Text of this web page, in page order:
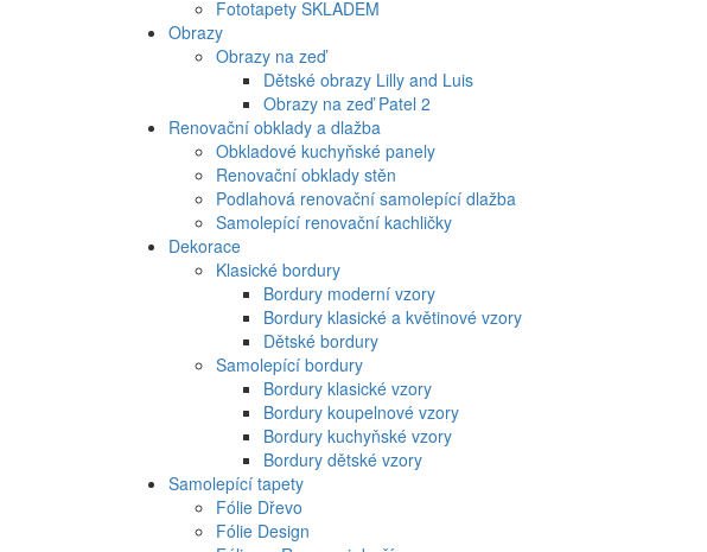
Fototapety SKLADEM
Obrazy
Obrazy na zeď
Dětské obrazy Lilly and Luis
Obrazy na zeď Patel 2
Renovační obklady a dlažba
Obkladové kuchyňské panely
Renovační obklady stěn
Podlahová renovační samolepící dlažba
Samolepící renovační kachličky
Dekorace
Klasické bordury
Bordury moderní vzory
Bordury klasické a květinové vzory
Dětské bordury
Samolepící bordury
Bordury klasické vzory
Bordury koupelnové vzory
Bordury kuchyňské vzory
Bordury dětské vzory
Samolepící tapety
Fólie Dřevo
Fólie Design